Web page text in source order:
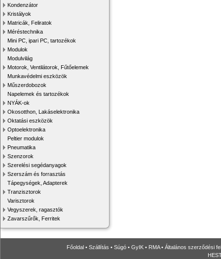
Kondenzátor
Kristályok
Matricák, Feliratok
Méréstechnika
Mini PC, ipari PC, tartozékok
Modulok
Modulvilág
Motorok, Ventilátorok, Fűtőelemek
Munkavédelmi eszközök
Műszerdobozok
Napelemek és tartozékok
NYÁK-ok
Okosotthon, Lakáselektronika
Oktatási eszközök
Optoelektronika
Peltier modulok
Pneumatika
Szenzorok
Szerelési segédanyagok
Szerszám és forrasztás
Tápegységek, Adapterek
Tranzisztorok
Varisztorok
Vegyszerek, ragasztók
Zavarszűrők, Ferritek
Főoldal • Szállítás • Súgó • GyIK • RMA• Általános szerződési